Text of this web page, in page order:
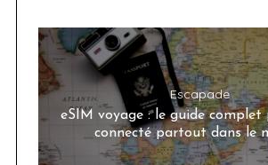
Escapade
eSIM voyage : le guide complet
connecté partout dans le